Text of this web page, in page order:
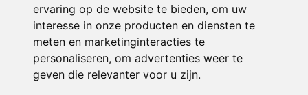
ervaring op de website te bieden, om uw
interesse in onze producten en diensten te
meten en marketinginteracties te
personaliseren, om advertenties weer te
geven die relevanter voor u zijn.
© 2026 De Regenboog | Alle rechten voorbehouden
Privacy policy|Disclaimer| Klachtenregeling|RSIN en Anbi
voorkeuren